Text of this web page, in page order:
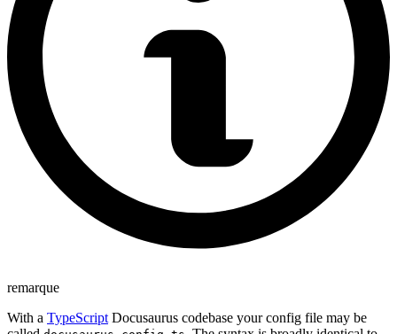
remarque
With a TypeScript Docusaurus codebase your config file may be